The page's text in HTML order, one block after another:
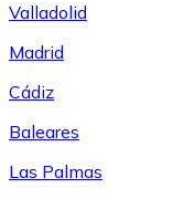
Valladolid
Madrid
Cádiz
Baleares
Las Palmas